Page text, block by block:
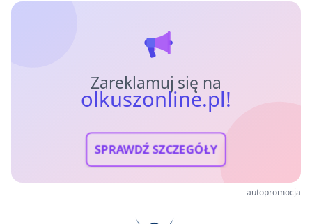
Zareklamuj się na
olkuszonline.pl!
SPRAWDŹ SZCZEGÓŁY
autopromocja